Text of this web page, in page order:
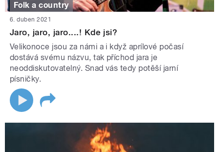
Folk a country
6. duben 2021
Jaro, jaro, jaro....! Kde jsi?
Velikonoce jsou za námi a i když aprílové počasí
dostává svému názvu, tak příchod jara je
neoddiskutovatelný. Snad vás tedy potěší jarní
písničky.